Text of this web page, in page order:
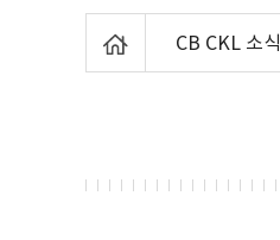
CB CKL 소식